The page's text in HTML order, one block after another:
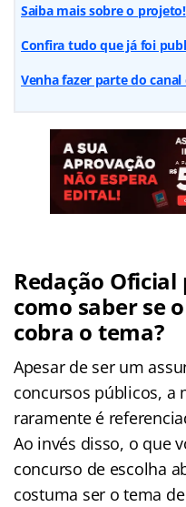
Saiba mais sobre o projeto!
Confira tudo que já foi
Venha fazer parte do canal
Redação
como saber se
cobra o tema?
Apesar de ser um
concursos públicos, a
raramente é
Ao invés disso, o que
concurso de escolha
costuma ser o tema